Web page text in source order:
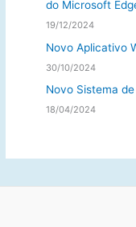
do Microsoft
19/12/2024
Novo Aplicativo
30/10/2024
Novo Sistema
18/04/2024